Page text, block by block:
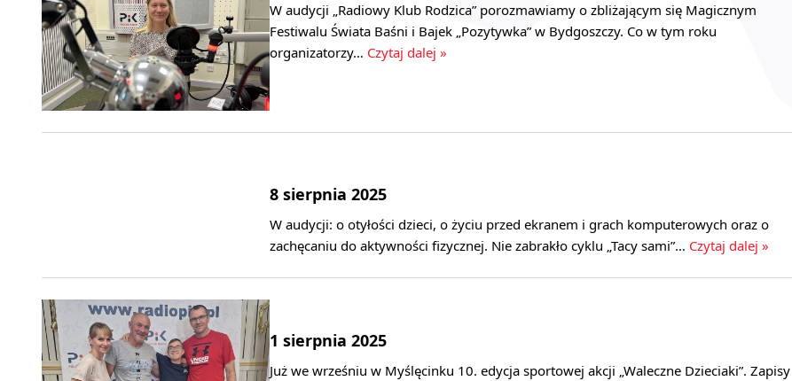
W audycji „Radiowy Klub Rodzica” porozmawiamy o zbliżającym się Magicznym
Festiwalu Świata Baśni i Bajek „Pozytywka” w Bydgoszczy. Co w tym roku
organizatorzy… Czytaj dalej »
8 sierpnia 2025
W audycji: o otyłości dzieci, o życiu przed ekranem i grach komputerowych oraz o
zachęcaniu do aktywności fizycznej. Nie zabrakło cyklu „Tacy sami”… Czytaj dalej »
1 sierpnia 2025
Już we wrześniu w Myślęcinku 10. edycja sportowej akcji „Waleczne Dzieciaki”. Zapisy